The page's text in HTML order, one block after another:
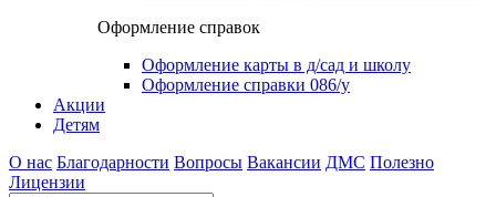
Оформление справок
Оформление карты в д/сад и школу
Оформление справки 086/у
Акции
Детям
О нас Благодарности Вопросы Вакансии ДМС Полезно
Лицензии